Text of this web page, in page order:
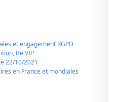
et engagement RGPD
Be VIP
22/10/2021
en France et mondiales